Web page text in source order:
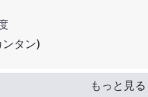
ンタン)
もっと見る